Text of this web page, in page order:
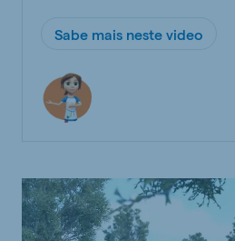
Sabe mais neste video